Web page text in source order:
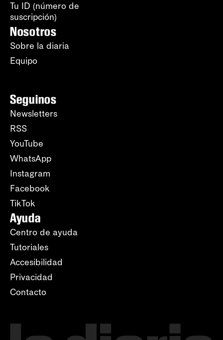
Tu ID (número de
suscripción)
Nosotros
Sobre la diaria
Equipo
Seguinos
Newsletters
RSS
YouTube
WhatsApp
Instagram
Facebook
TikTok
Ayuda
Centro de ayuda
Tutoriales
Accesibilidad
Privacidad
Contacto